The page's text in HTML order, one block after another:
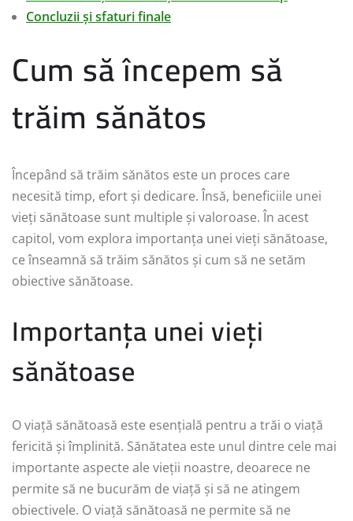
Concluzii și sfaturi finale
Cum să începem să
trăim sănătos
Începând să trăim sănătos este un proces care
necesită timp, efort și dedicare. Însă, beneficiile unei
vieți sănătoase sunt multiple și valoroase. În acest
capitol, vom explora importanța unei vieți sănătoase,
ce înseamnă să trăim sănătos și cum să ne setăm
obiective sănătoase.
Importanța unei vieți
sănătoase
O viață sănătoasă este esențială pentru a trăi o viață
fericită și împlinită. Sănătatea este unul dintre cele mai
importante aspecte ale vieții noastre, deoarece ne
permite să ne bucurăm de viață și să ne atingem
obiectivele. O viață sănătoasă ne permite să ne